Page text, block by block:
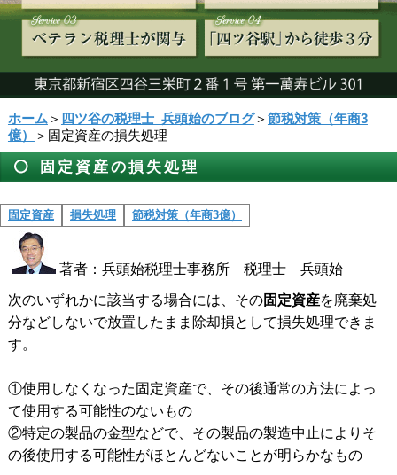
ホーム ＞ 四ツ谷の税理士_兵頭始のブログ＞ 節税対策（年商3
億）
＞固定資産の損失処理
固定資産の損失処理
固定資産 損失処理 節税対策（年商3億）
著者：兵頭始税理士事務所 税理士 兵頭始
次のいずれかに該当する場合には、その固定資産を廃棄処
分などしないで放置したまま除却損として損失処理できま
す。
①使用しなくなった固定資産で、その後通常の方法によっ
て使用する可能性のないもの
②特定の製品の金型などで、その製品の製造中止によりそ
の後使用する可能性がほとんどないことが明らかなもの